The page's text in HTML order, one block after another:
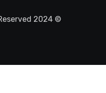
© 2024 moarb. All Rights Reserved